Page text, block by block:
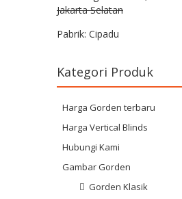
Jakarta Selatan
Pabrik: Cipadu
Kategori Produk
Harga Gorden terbaru
Harga Vertical Blinds
Hubungi Kami
Gambar Gorden
Gorden Klasik